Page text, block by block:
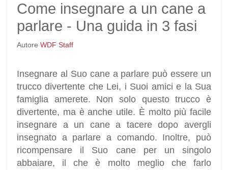
Come insegnare a un cane a
parlare - Una guida in 3 fasi
Autore WDF Staff
Insegnare al Suo cane a parlare può essere un
trucco divertente che Lei, i Suoi amici e la Sua
famiglia amerete. Non solo questo trucco è
divertente, ma è anche utile. È molto più facile
insegnare a un cane a tacere dopo avergli
insegnato a parlare a comando. Inoltre, può
ricompensare il Suo cane per un singolo
abbaiare, il che è molto meglio che farlo